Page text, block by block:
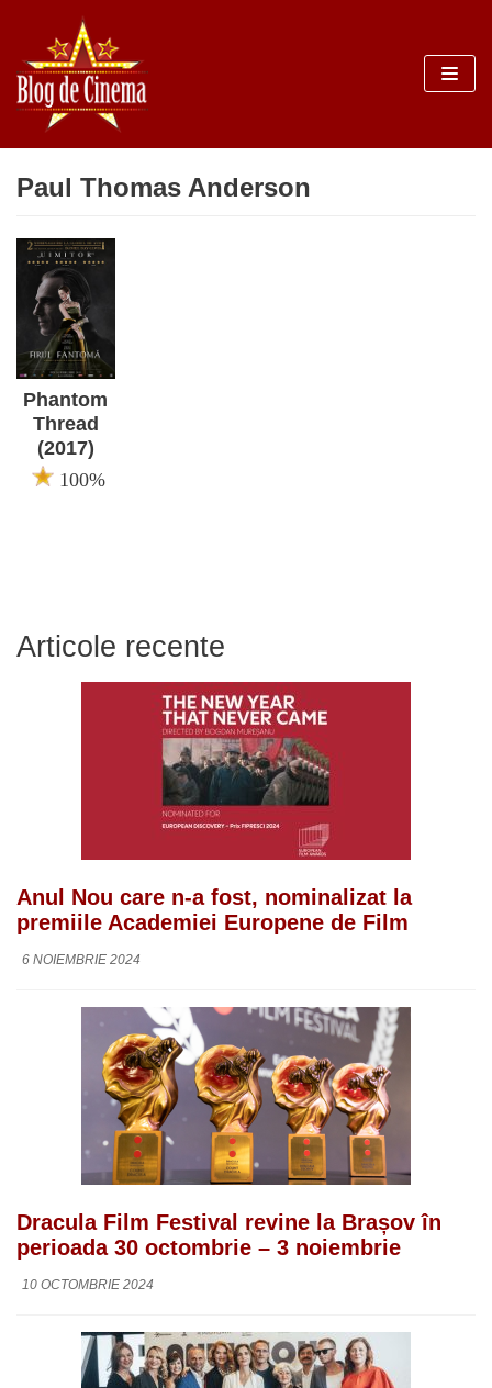
Sari
la
conținut
Paul Thomas Anderson
Phantom
Thread
(2017)
100%
Articole recente
Anul Nou care n-a fost, nominalizat la
premiile Academiei Europene de Film
6 NOIEMBRIE 2024
Dracula Film Festival revine la Brașov în
perioada 30 octombrie – 3 noiembrie
10 OCTOMBRIE 2024